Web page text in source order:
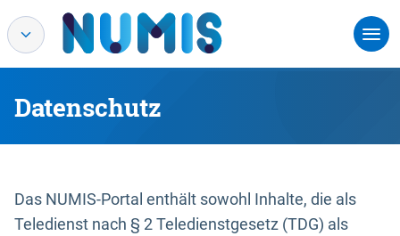
Datenschutz
Das NUMIS-Portal enthält sowohl Inhalte, die als
Teledienst nach § 2 Teledienstgesetz (TDG) als